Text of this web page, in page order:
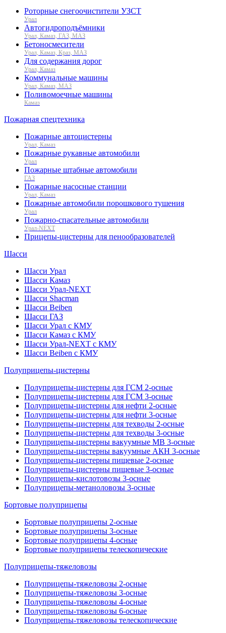
Роторные снегоочистители УЗСТ
Урал
Автогидроподъёмники
Урал, Камаз, ГАЗ, МАЗ
Бетоносмесители
Урал, Камаз, Краз, МАЗ
Для содержания дорог
Урал, Камаз
Коммунальные машины
Урал, Камаз, МАЗ
Поливомоечные машины
Камаз
Пожарная спецтехника
Пожарные автоцистерны
Урал, Камаз
Пожарные рукавные автомобили
Урал
Пожарные штабные автомобили
ГАЗ
Пожарные насосные станции
Урал, Камаз
Пожарные автомобили порошкового тушения
Урал
Пожарно-спасательные автомобили
Урал-NEXT
Прицепы-цистерны для пенообразователей
Шасси
Шасси Урал
Шасси Камаз
Шасси Урал-NEXT
Шасси Shacman
Шасси Beiben
Шасси ГАЗ
Шасси Урал с КМУ
Шасси Камаз с КМУ
Шасси Урал-NEXT с КМУ
Шасси Beiben с КМУ
Полуприцепы-цистерны
Полуприцепы-цистерны для ГСМ 2-осные
Полуприцепы-цистерны для ГСМ 3-осные
Полуприцепы-цистерны для нефти 2-осные
Полуприцепы-цистерны для нефти 3-осные
Полуприцепы-цистерны для техводы 2-осные
Полуприцепы-цистерны для техводы 3-осные
Полуприцепы-цистерны вакуумные МВ 3-осные
Полуприцепы-цистерны вакуумные АКН 3-осные
Полуприцепы-цистерны пищевые 2-осные
Полуприцепы-цистерны пищевые 3-осные
Полуприцепы-кислотовозы 3-осные
Полуприцепы-метаноловозы 3-осные
Бортовые полуприцепы
Бортовые полуприцепы 2-осные
Бортовые полуприцепы 3-осные
Бортовые полуприцепы 4-осные
Бортовые полуприцепы телескопические
Полуприцепы-тяжеловозы
Полуприцепы-тяжеловозы 2-осные
Полуприцепы-тяжеловозы 3-осные
Полуприцепы-тяжеловозы 4-осные
Полуприцепы-тяжеловозы 6-осные
Полуприцепы-тяжеловозы телескопические